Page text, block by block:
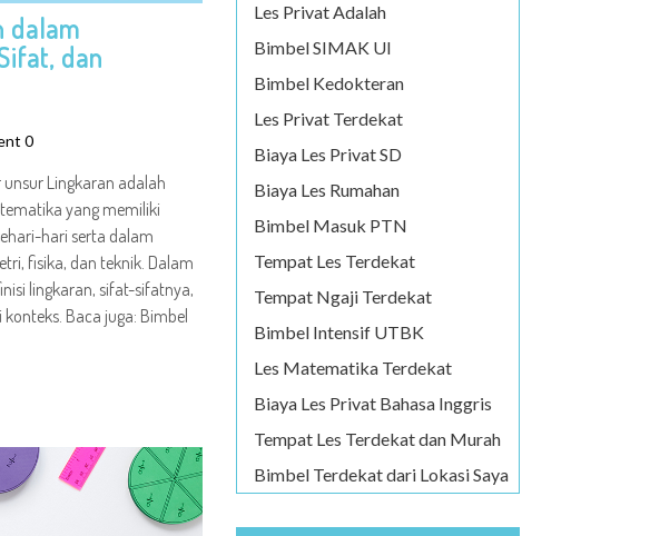
dalam
dan
0
Lingkaran adalah
yang memiliki
hari serta dalam
fisika, dan teknik. Dalam
lingkaran, sifat-sifatnya,
Baca juga: Bimbel
Les Privat Adalah
Bimbel SIMAK UI
Bimbel Kedokteran
Les Privat Terdekat
Biaya Les Privat SD
Biaya Les Rumahan
Bimbel Masuk PTN
Tempat Les Terdekat
Tempat Ngaji Terdekat
Bimbel Intensif UTBK
Les Matematika Terdekat
Biaya Les Privat Bahasa Inggris
Tempat Les Terdekat dan Murah
Bimbel Terdekat dari Lokasi Saya